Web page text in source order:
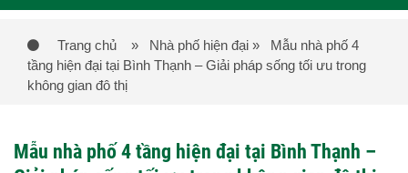
Trang chủ » Nhà phố hiện đại » Mẫu nhà phố 4
tầng hiện đại tại Bình Thạnh – Giải pháp sống tối ưu trong
không gian đô thị
Mẫu nhà phố 4 tầng hiện đại tại Bình Thạnh –